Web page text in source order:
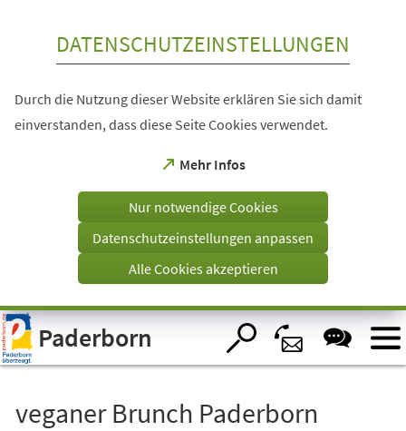
Visuelle
Assistenzsoftware
öffnen.
DATENSCHUTZEINSTELLUNGEN
Durch die Nutzung dieser Website erklären Sie sich damit
einverstanden, dass diese Seite Cookies verwendet.
Mehr Infos
(Öffnet
einem
Tab)
Nur notwendige Cookies
Datenschutzeinstellungen anpassen
Alle Cookies akzeptieren
Paderborn
veganer Brunch Paderborn